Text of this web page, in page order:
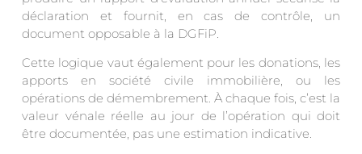
déclaration et fournit, en cas de contrôle, un
document opposable à la DGFiP.
Cette logique vaut également pour les donations, les
apports en société civile immobilière, ou les
opérations de démembrement. À chaque fois, c’est la
valeur vénale réelle au jour de l’opération qui doit
être documentée, pas une estimation indicative.